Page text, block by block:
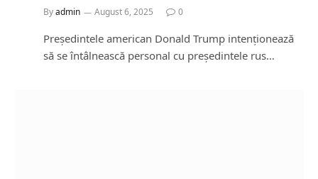
Byadmin August 6, 2025 0
Președintele american Donald Trump intenționează
să se întâlnească personal cu președintele rus…